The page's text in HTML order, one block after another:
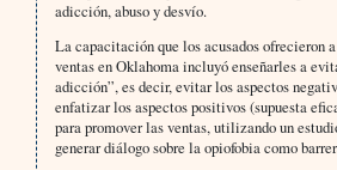
adicción, abuso y desvío.
La capacitación que los acusados ​​ofrecieron
ventas en Oklahoma incluyó enseñarles a
adicción”, es decir, evitar los aspectos
enfatizar los aspectos positivos (supuesta
para promover las ventas, utilizando un
generar diálogo sobre la opiofobia como